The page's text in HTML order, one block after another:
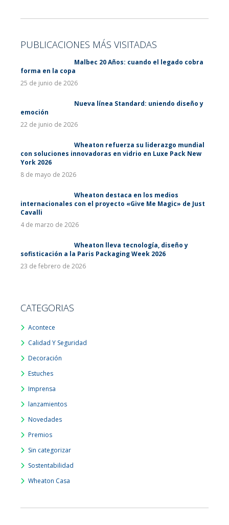
PUBLICACIONES MÁS VISITADAS
Malbec 20 Años: cuando el legado cobra
forma en la copa
25 de junio de 2026
Nueva línea Standard: uniendo diseño y
emoción
22 de junio de 2026
Wheaton refuerza su liderazgo mundial
con soluciones innovadoras en vidrio en Luxe Pack New
York 2026
8 de mayo de 2026
Wheaton destaca en los medios
internacionales con el proyecto «Give Me Magic» de Just
Cavalli
4 de marzo de 2026
Wheaton lleva tecnología, diseño y
sofisticación a la Paris Packaging Week 2026
23 de febrero de 2026
CATEGORIAS
Acontece
Calidad Y Seguridad
Decoración
Estuches
Imprensa
lanzamientos
Novedades
Premios
Sin categorizar
Sostentabilidad
Wheaton Casa